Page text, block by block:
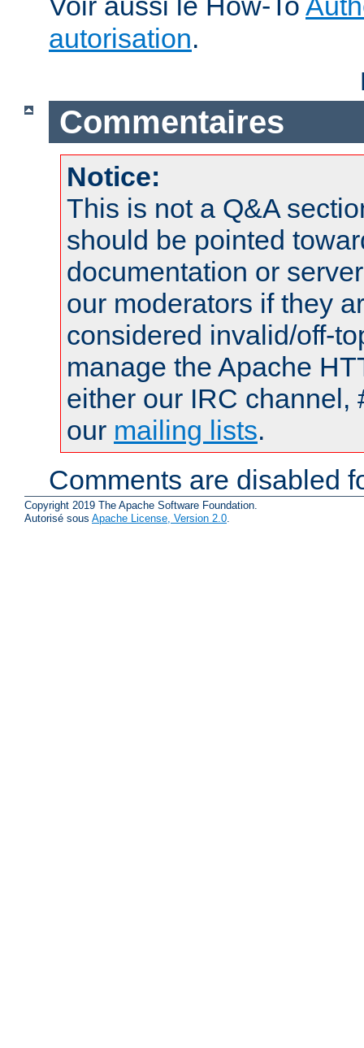
autorisation.
Commentaires
Notice:
This is not a Q&A
should be pointed
documentation or
our moderators if they
considered invalid/off-
manage the Apache
either our IRC channel,
our mailing lists.
Comments are disabled
Copyright 2019 The Apache Software Foundation.
Autorisé sous Apache License, Version 2.0.